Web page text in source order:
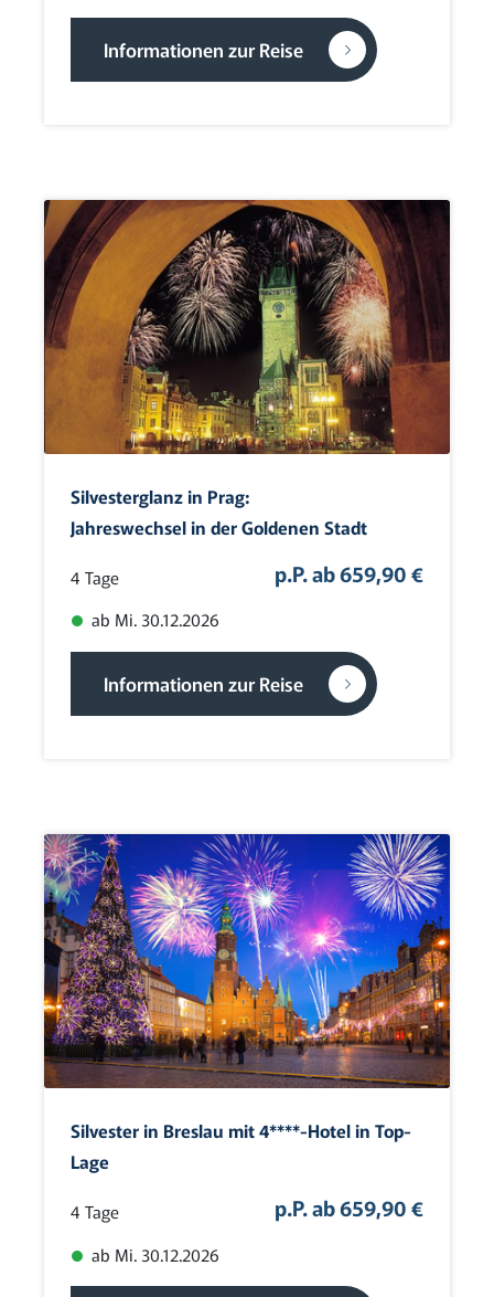
Informationen zur Reise
Silvesterglanz in Prag:
Jahreswechsel in der Goldenen Stadt
4 Tage
ab Mi. 30.12.2026
p.P. ab 659,90 €
Informationen zur Reise
Silvester in Breslau mit 4****-Hotel in Top-
Lage
4 Tage
ab Mi. 30.12.2026
p.P. ab 659,90 €